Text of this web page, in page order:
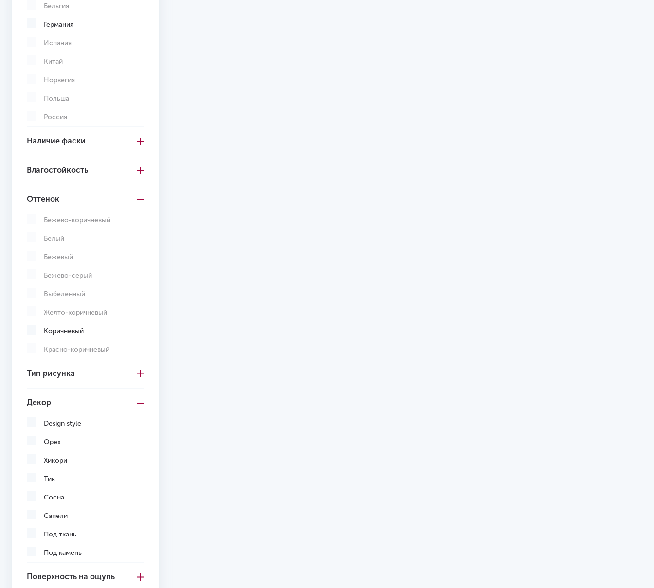
Бельгия
Германия
Испания
Китай
Норвегия
Польша
Россия
Швейцария
Наличие фаски
Влагостойкость
Оттенок
Бежево-коричневый
Белый
Бежевый
Бежево-серый
Выбеленный
Желто-коричневый
Коричневый
Красно-коричневый
Светло-коричневый
Светло-серый
Серо-коричневый
Серый
Темно-коричневый
Темно-серый
Черный
Желтый
Тип рисунка
Декор
Design style
Орех
Хикори
Тик
Сосна
Сапели
Под ткань
Под камень
Поверхность на ощупь